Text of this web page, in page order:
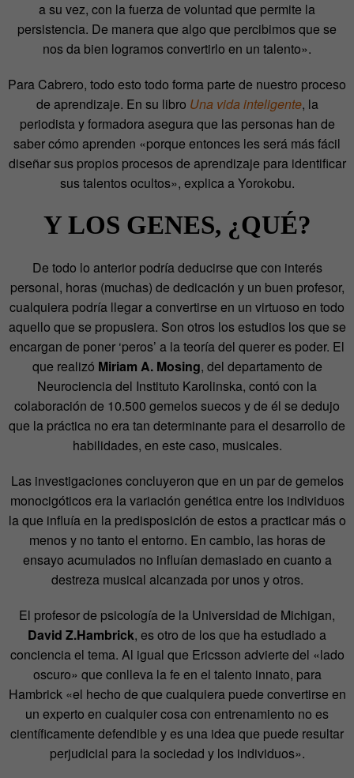
a su vez, con la fuerza de voluntad que permite la
persistencia. De manera que algo que percibimos que se
nos da bien logramos convertirlo en un talento».
Para Cabrero, todo esto todo forma parte de nuestro proceso
de aprendizaje. En su libro Una vida inteligente, la
periodista y formadora asegura que las personas han de
saber cómo aprenden «porque entonces les será más fácil
diseñar sus propios procesos de aprendizaje para identificar
sus talentos ocultos», explica a Yorokobu.
Y LOS GENES, ¿QUÉ?
De todo lo anterior podría deducirse que con interés
personal, horas (muchas) de dedicación y un buen profesor,
cualquiera podría llegar a convertirse en un virtuoso en todo
aquello que se propusiera. Son otros los estudios los que se
encargan de poner ‘peros’ a la teoría del querer es poder. El
que realizó Miriam A. Mosing, del departamento de
Neurociencia del Instituto Karolinska, contó con la
colaboración de 10.500 gemelos suecos y de él se dedujo
que la práctica no era tan determinante para el desarrollo de
habilidades, en este caso, musicales.
Las investigaciones concluyeron que en un par de gemelos
monocigóticos era la variación genética entre los individuos
la que influía en la predisposición de estos a practicar más o
menos y no tanto el entorno. En cambio, las horas de
ensayo acumulados no influían demasiado en cuanto a
destreza musical alcanzada por unos y otros.
El profesor de psicología de la Universidad de Michigan,
David Z.Hambrick, es otro de los que ha estudiado a
conciencia el tema. Al igual que Ericsson advierte del «lado
oscuro» que conlleva la fe en el talento innato, para
Hambrick «el hecho de que cualquiera puede convertirse en
un experto en cualquier cosa con entrenamiento no es
científicamente defendible y es una idea que puede resultar
perjudicial para la sociedad y los individuos».